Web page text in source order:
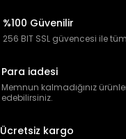
%100 Güvenilir
256 BIT SSL güvencesi ile
Para iadesi
Memnun kalmadığınız
edebilirsiniz.
Ücretsiz kargo